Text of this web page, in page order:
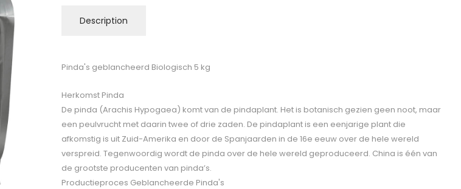
Description
Pinda's geblancheerd Biologisch 5 kg
Herkomst Pinda
De pinda (Arachis Hypogaea) komt van de pindaplant. Het is botanisch gezien geen noot, maar
een peulvrucht met daarin twee of drie zaden. De pindaplant is een eenjarige plant die
afkomstig is uit Zuid-Amerika en door de Spanjaarden in de 16e eeuw over de hele wereld
verspreid. Tegenwoordig wordt de pinda over de hele wereld geproduceerd. China is één van
de grootste producenten van pinda’s.
Productieproces Geblancheerde Pinda's